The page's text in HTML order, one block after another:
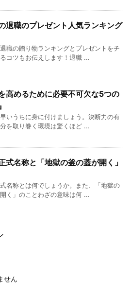
退職のプレゼント人気ランキング
退職の贈り物ランキングとプレゼントをチ
コツもお伝えします！退職 ...
高めるために必要不可欠な5つの
いうちに身に付けましょう。決断力の有
を取り巻く環境は驚くほど ...
式名称と「地獄の釜の蓋が開く」
名称とは何でしょうか。また、「地獄の
く」のことわざの意味は何 ...
せん